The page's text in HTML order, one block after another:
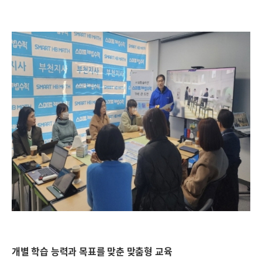
개별 학습 능력과 목표를 맞춘 맞춤형 교육